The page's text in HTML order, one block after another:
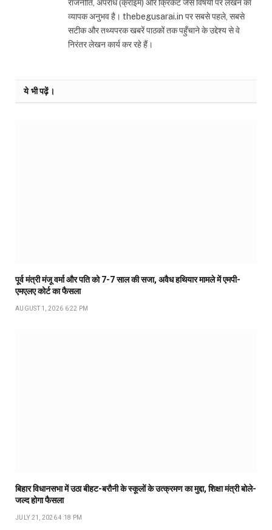
राजनीति, अपराध (क्राइम) और क्रिकेट जैसे विषयों पर लेखन का
व्यापक अनुभव है। thebegusarai.in पर सबसे पहले, सबसे
सटीक और तथ्यपरक खबरें पाठकों तक पहुँचाने के उद्देश्य से वे
निरंतर लेखन कार्य कर रहे हैं।
ये भी पढ़ें।
पूर्व मंत्री मंजू वर्मा और पति को 7-7 साल की सजा, अवैध हथियार मामले में एमपी-
एमएलए कोर्ट का फैसला
AUGUST 1, 2026 6:22 PM
बिहार विधानसभा में उठा बीहट-बरौनी के स्कूलों के उत्क्रमण का मुद्दा, शिक्षा मंत्री बोले-
जल्द होगा फैसला
JULY 21, 2026 4:18 PM